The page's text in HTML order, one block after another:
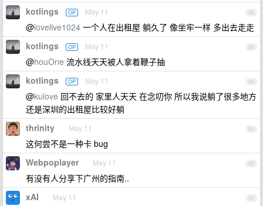
88
kotlings OP May 11
@lovelive1024 一个人在出租屋 躺久了 像坐牢一样 多出去走走
89
kotlings OP May 11
@houOne 流水线天天被人拿着鞭子抽
90
kotlings OP May 11
@kulove 回不去的 家里人天天 在念叨你 所以我说躺了很多地方
还是深圳的出租屋比较好躺
91
thrinity May 11
这何尝不是一种卡 bug
92
Webpoplayer May 11
有没有人分享下广州的指南..
93
xAI May 11